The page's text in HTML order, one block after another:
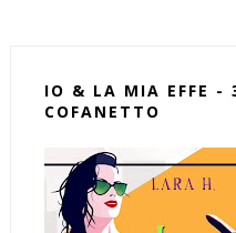
IO & LA MIA EFFE -
COFANETTO